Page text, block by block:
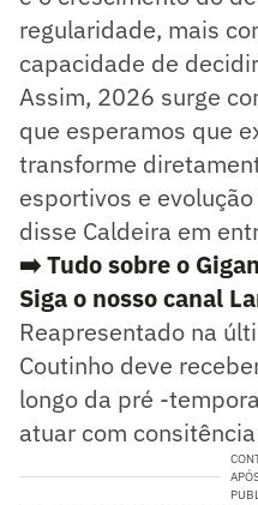
regularidade, mais
capacidade de
Assim, 2026 surge
que esperamos que
transforme
esportivos e
disse Caldeira em
➡️ Tudo sobre o
Siga o nosso canal
Reapresentado na
Coutinho deve
longo da pré -
atuar com